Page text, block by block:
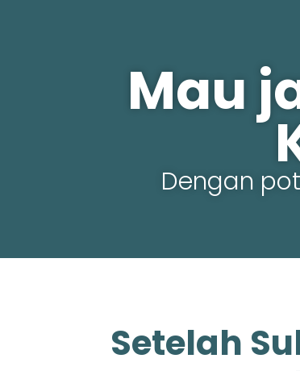
Mau
Dengan
Setelah